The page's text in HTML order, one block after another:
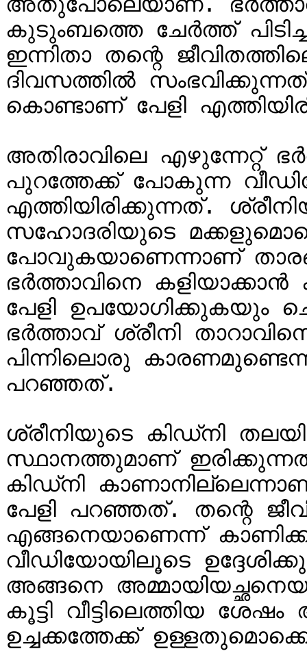
കുടുംബത്തെ ചേര്‍ത്ത്
ഇന്നിതാ തന്റെ
ദിവസത്തില്‍
കൊണ്ടാണ് പേളി
അതിരാവിലെ എഴുന്നേറ്റ്
പുറത്തേക്ക് പോകുന്ന
എത്തിയിരിക്കുന്നത്.
സഹോദരിയുടെ
പോവുകയാണെന്നാണ്
ഭര്‍ത്താവിനെ
പേളി ഉപയോഗിക്കുകയും
ഭര്‍ത്താവ് ശ്രീനി
പിന്നിലൊരു
പറഞ്ഞത്.
ശ്രീനിയുടെ കിഡ്‌നി തലയിലും തലച്ചോറ് കിഡ്‌നിയുടെ
സ്ഥാനത്തുമാണ്
കിഡ്‌നി കാണാനില്ലെന്നാണ് ശ്രീനിയെ കളിയാക്കി കൊണ്ട്
പേളി പറഞ്ഞത്. തന്റെ
എങ്ങനെയാണെന്ന്
വീഡിയോയിലൂടെ
അങ്ങനെ
കൂട്ടി വീട്ടിലെത്തിയ
ഉച്ചക്കത്തേക്ക്